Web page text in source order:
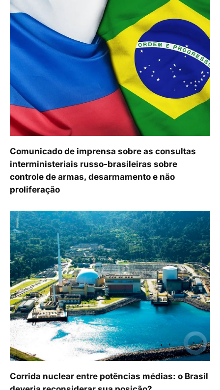
Comunicado de imprensa sobre as consultas
interministeriais russo-brasileiras sobre
controle de armas, desarmamento e não
proliferação
Corrida nuclear entre potências médias: o Brasil